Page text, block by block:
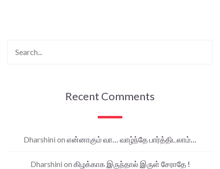
Recent Comments
Dharshini on என்னாகும் வா… வாழ்ந்தே பார்த்திடலாம்…
Dharshini on கிழக்காக இருந்தால் இருள் சேராதே !